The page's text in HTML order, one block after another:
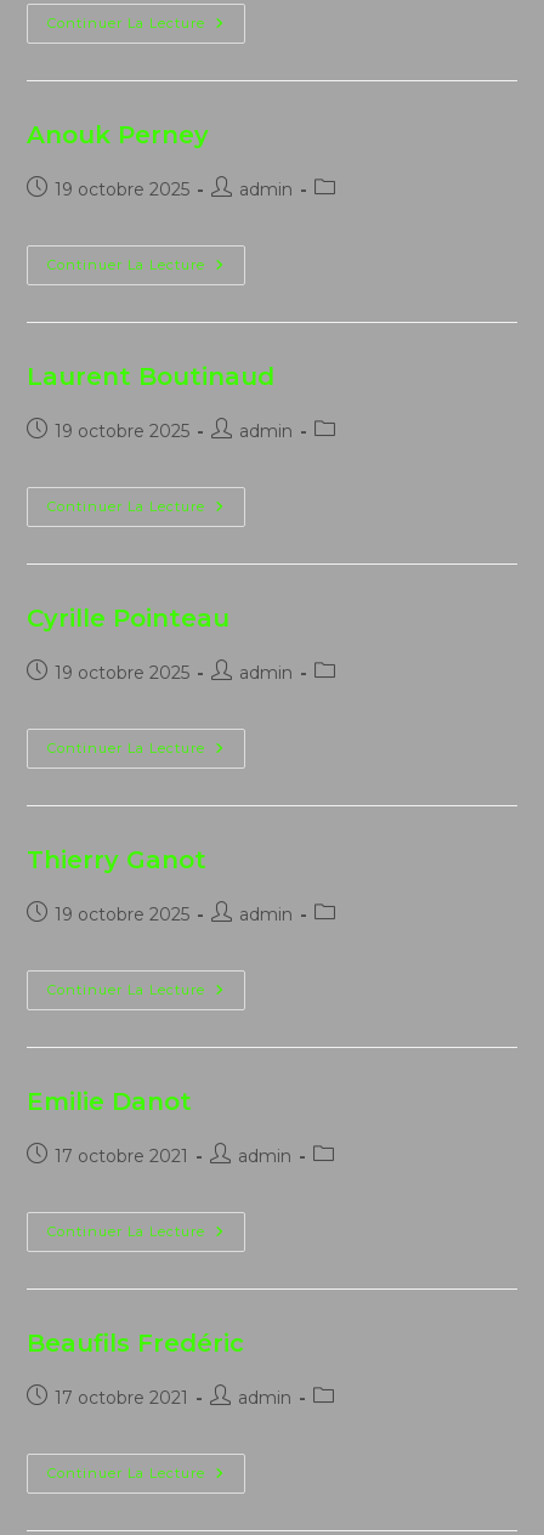
publication :
Continuer La Lecture Sandrine
De
Anouk Perney
Publication
19 octobre 2025
Auteur/autrice
publication :
admin
Post
Continuer La Lecture Anouk
Perney
Laurent Boutinaud
Publication
19 octobre 2025
Auteur/autrice
publication :
admin
Post
Continuer La Lecture Laurent
Boutinaud
Cyrille Pointeau
Publication
19 octobre 2025
Auteur/autrice
publication :
admin
Post
Continuer La Lecture Cyrille
Pointeau
Thierry Ganot
Publication
19 octobre 2025
Auteur/autrice
publication :
admin
Post
Continuer La Lecture Thierry
Ganot
Emilie Danot
Publication
17 octobre 2021
Auteur/autrice
publication :
admin
Post
Continuer La Lecture Emilie
Danot
Beaufils Fredéric
Publication
17 octobre 2021
Auteur/autrice
publication :
admin
Post
Continuer La Lecture Beaufils
Fredéric